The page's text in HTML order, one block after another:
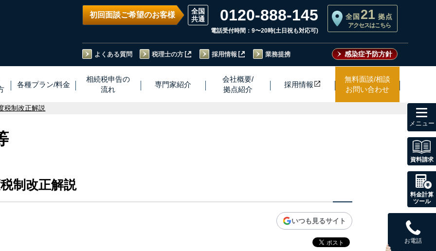
初回面談ご希望のお客様 0120-888-145
電話受付時間：9〜20時(土日祝も対応可)
全国 21 拠点
アクセスはこちら
よくある質問 税理士の方 採用情報 業務提携 感染症予防方針
各種プラン/料金
相続税申告の
流れ
専門家紹介
会社概要/
拠点紹介
採用情報
無料面談/相談
お問い合わせ
税制改正解説
制改正解説
いつも見るサイト
資料請求
料金計算
ツール
お電話